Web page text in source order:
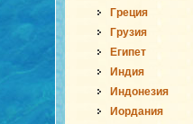
Греция
Грузия
Египет
Индия
Индонезия
Иордания